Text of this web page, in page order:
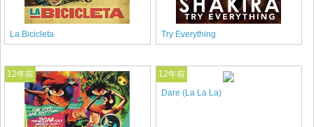
La Bicicleta Try Everything
12年前
12年前
Dare (La La La)